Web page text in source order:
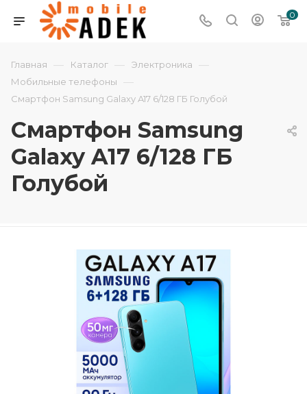
0
Главная — Каталог — Электроника —
Мобильные телефоны —
Смартфон Samsung Galaxy A17 6/128 ГБ Голубой
Смартфон Samsung
Galaxy A17 6/128 ГБ
Голубой